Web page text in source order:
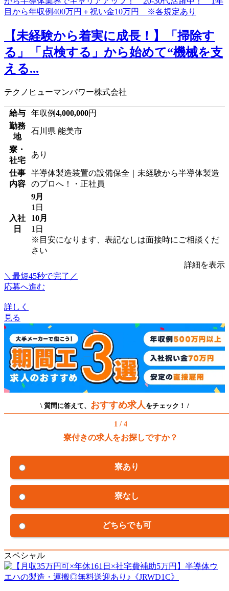
【未経験から着実に成長！】「掃除す
る」「点検する」から始めて“機械を支
える...
テクノヒューマンパワー株式会社
給与 年収例4,000,000円
勤務
地
石川県 能美市
寮・
社宅
あり
仕事
内容
半導体製造装置の設備保全｜未経験から半導体製造
のプロへ！・正社員
入社
日
9月
1日
10月
1日
※目安になります、表記なしは面接時にご相談くだ
さい
詳細を表示
＼最短45秒で完了／
応募へ進む
詳しく
見る
\ 質問に答えて、 おすすめ求人 をチェック！ /
1 / 4
寮付きの求人をお探しですか？
寮あり
寮なし
どちらでも可
スペシャル